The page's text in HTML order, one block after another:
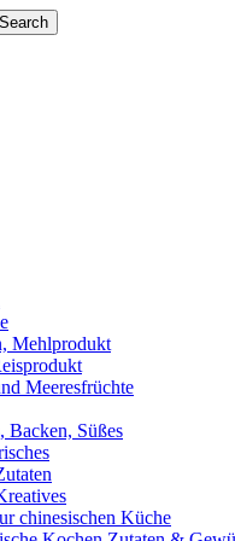
Mehlprodukt
Meeresfrüchte
Backen, Süßes
chinesischen Küche